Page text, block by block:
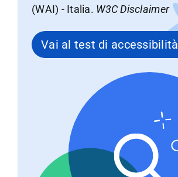
(WAI) - Italia. W3C Disclaimer
Vai al test di accessibilità